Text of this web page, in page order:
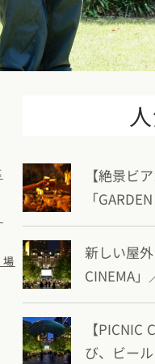
【絶景ビ
「
新しい屋
CINEMA
【
び、ビー